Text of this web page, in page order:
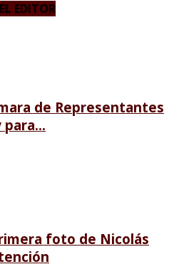
EDITOR
de Representantes
foto de Nicolás